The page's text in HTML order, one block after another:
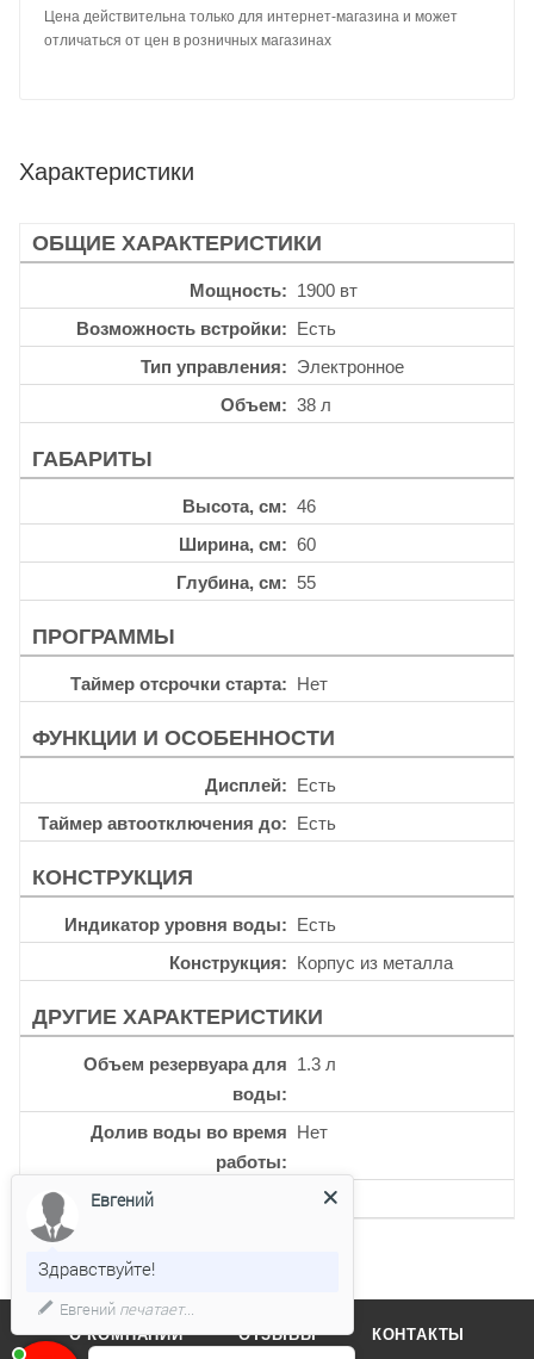
Цена действительна только для интернет-магазина и может
отличаться от цен в розничных магазинах
Характеристики
ОБЩИЕ ХАРАКТЕРИСТИКИ
Мощность
1900 вт
Возможность встройки
Есть
Тип управления
Электронное
Объем
38 л
ГАБАРИТЫ
Высота, см
46
Ширина, см
60
Глубина, см
55
ПРОГРАММЫ
Таймер отсрочки старта Нет
ФУНКЦИИ И ОСОБЕННОСТИ
Дисплей
Есть
Таймер автоотключения до
Есть
КОНСТРУКЦИЯ
Индикатор уровня воды
Есть
Конструкция
Корпус из металла
ДРУГИЕ ХАРАКТЕРИСТИКИ
Объем резервуара для
воды
1.3 л
Долив воды во время
работы
Нет
Углубления для варки яиц Нет
О КОМПАНИИ ОТЗЫВЫ КОНТАКТЫ
Евгений
Здравствуйте!
Евгенийпечатает...